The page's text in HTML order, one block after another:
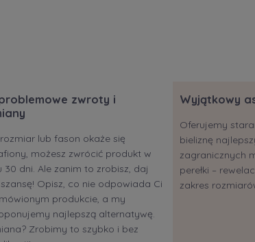
zwroty i
lub fason okaże się
możesz zwrócić produkt w
30 dni. Ale zanim to zrobisz, daj
Opisz, co nie odpowiada Ci
produkcie, a my
najlepszą alternatywę.
Zrobimy to szybko i bez
Wyjątkowy
Oferujemy
bieliznę
zagranicznych
perełki –
zakres